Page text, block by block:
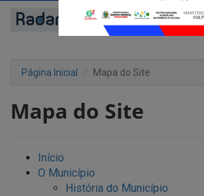
Página Inicial Mapa do Site
Mapa do Site
Início
O Município
História do Município